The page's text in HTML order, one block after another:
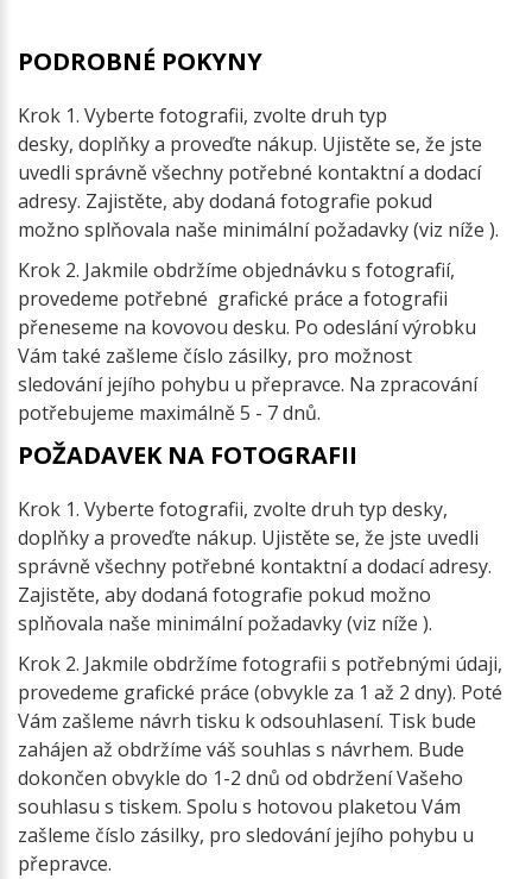
PODROBNÉ POKYNY
Krok 1. Vyberte fotografii, zvolte druh typ
desky, doplňky a proveďte nákup. Ujistěte se, že jste
uvedli správně všechny potřebné kontaktní a dodací
adresy. Zajistěte, aby dodaná fotografie pokud
možno splňovala naše minimální požadavky (viz níže ).
Krok 2. Jakmile obdržíme objednávku s fotografií,
provedeme potřebné grafické práce a fotografii
přeneseme na kovovou desku. Po odeslání výrobku
Vám také zašleme číslo zásilky, pro možnost
sledování jejího pohybu u přepravce. Na zpracování
potřebujeme maximálně 5 - 7 dnů.
POŽADAVEK NA FOTOGRAFII
Krok 1. Vyberte fotografii, zvolte druh typ desky,
doplňky a proveďte nákup. Ujistěte se, že jste uvedli
správně všechny potřebné kontaktní a dodací adresy.
Zajistěte, aby dodaná fotografie pokud možno
splňovala naše minimální požadavky (viz níže ).
Krok 2. Jakmile obdržíme fotografii s potřebnými údaji,
provedeme grafické práce (obvykle za 1 až 2 dny). Poté
Vám zašleme návrh tisku k odsouhlasení. Tisk bude
zahájen až obdržíme váš souhlas s návrhem. Bude
dokončen obvykle do 1-2 dnů od obdržení Vašeho
souhlasu s tiskem. Spolu s hotovou plaketou Vám
zašleme číslo zásilky, pro sledování jejího pohybu u
přepravce.